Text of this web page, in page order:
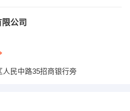
公司
人民中路35招商银行旁